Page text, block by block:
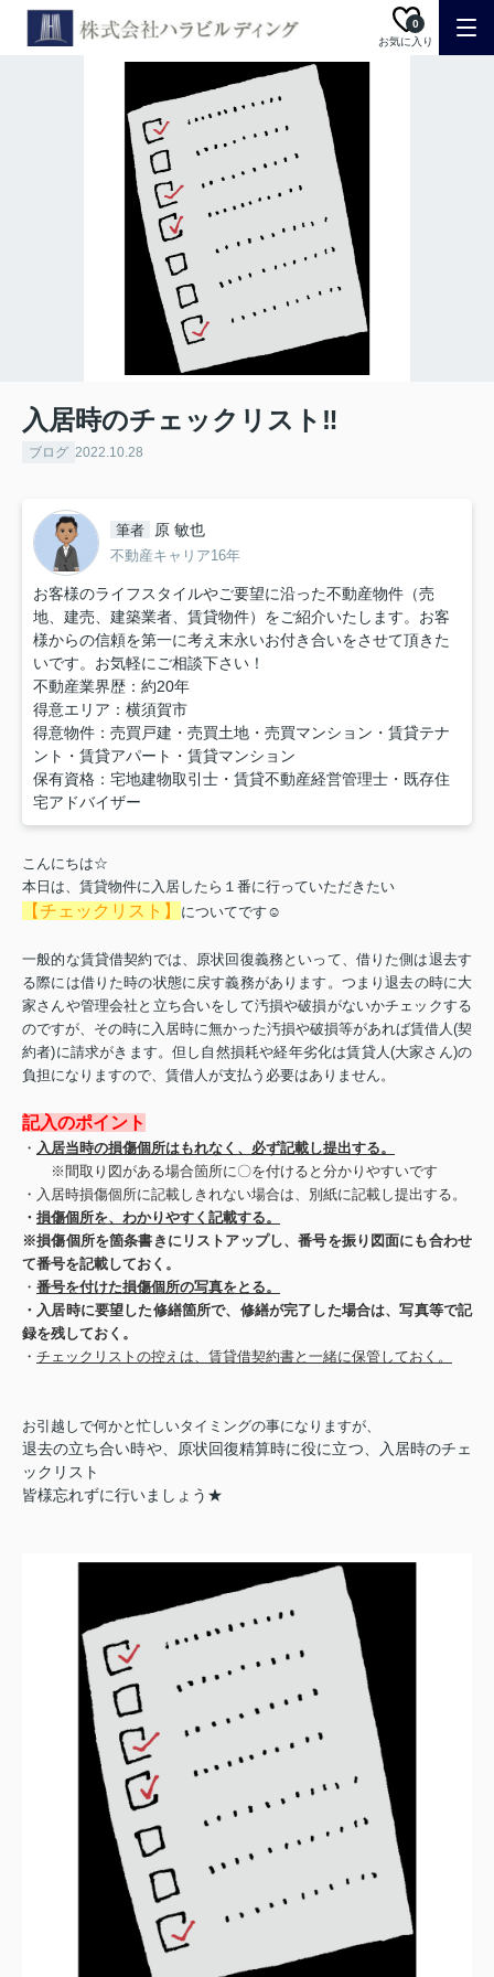
お気に入り
0
入居時のチェックリスト‼
ブログ 2022.10.28
筆者 原 敏也
不動産キャリア16年
お客様のライフスタイルやご要望に沿った不動産物件（売
地、建売、建築業者、賃貸物件）をご紹介いたします。お客
様からの信頼を第一に考え末永いお付き合いをさせて頂きた
いです。お気軽にご相談下さい！
不動産業界歴：約20年
得意エリア：横須賀市
得意物件：売買戸建・売買土地・売買マンション・賃貸テナ
ント・賃貸アパート・賃貸マンション
保有資格：宅地建物取引士・賃貸不動産経営管理士・既存住
宅アドバイザー
こんにちは☆
本日は、賃貸物件に入居したら１番に行っていただきたい
【チェックリスト】 についてです☺
一般的な賃貸借契約では、 原状回復義務といって、借りた側は退去す
る際には借りた時の状態に戻す義務があります。 つまり退去の時に大
家さんや管理会社と立ち合いをして汚損や破損がないかチェックする
のですが、その時に 入居時に無かった汚損や破損等があれば賃借人(契
約者)に請求がきます。但し 自然損耗や経年劣化は賃貸人(大家さん)の
負担になりますので、賃借人が支払う必要はありません。
記入のポイント
・ 入居当時の損傷個所はもれなく、必ず記載し提出する。
※間取り図がある場合箇所に〇を付けると分かりやすいです
・ 入居時損傷個所に記載しきれない場合は、別紙に記載し提出する。
・ 損傷個所を、わかりやすく記載する。
※損傷個所を箇条書きにリストアップし、番号を振り図面にも合わせ
て番号を記載しておく。
・ 番号を付けた損傷個所の写真をとる。
・ 入居時に要望した修繕箇所で、修繕が完了した場合は、写真等で記
録を残しておく。
・ チェックリストの控えは、賃貸借契約書と一緒に保管しておく。
お引越しで何かと忙しいタイミングの事になりますが、
退去の立ち合い時や、原状回復精算時に役に立つ、入居時のチェ
ックリスト
皆様忘れずに行いましょう★